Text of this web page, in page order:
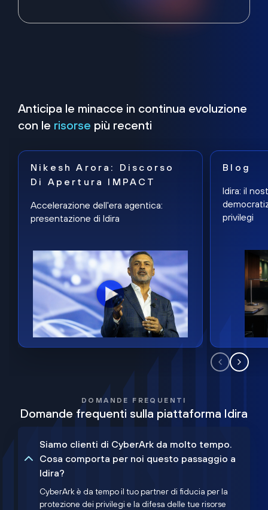
Anticipa le minacce in continua evoluzione
con le risorse più recenti
Nikesh Arora: Discorso
Di Apertura IMPACT
Accelerazione dell'era agentica:
presentazione di Idira
Blog
Idira: il
privilegi
DOMANDE FREQUENTI
Domande frequenti sulla piattaforma Idira
Siamo clienti di CyberArk da molto tempo.
Cosa comporta per noi questo passaggio a
Idira?
CyberArk è da tempo il tuo partner di fiducia per la
protezione dei privilegi e la difesa delle tue risorse